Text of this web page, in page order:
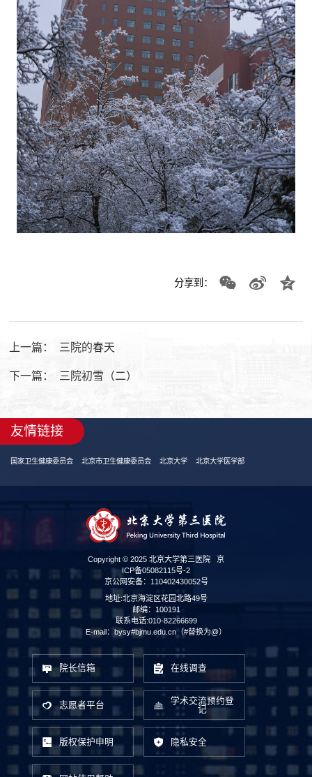
分享到：
上一篇： 三院的春天
下一篇： 三院初雪（二）
友情链接
国家卫生健康委员会 北京市卫生健康委员会 北京大学 北京大学医学部
Copyright © 2025 北京大学第三医院 京
ICP备05082115号-2
京公网安备：110402430052号
地址:北京海淀区花园北路49号
邮编：100191
联系电话:010-82266699
E-mail：bysy#bjmu.edu.cn（#替换为@）
院长信箱 在线调查
志愿者平台
学术交流预约登
记
版权保护申明 隐私安全